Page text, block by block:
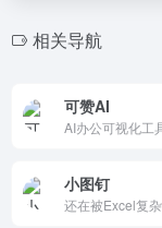
相关导航
可赞AI
小图钉